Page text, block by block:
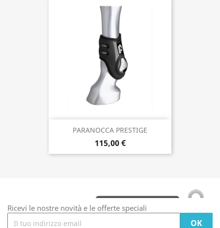
PARANOCCA PRESTIGE
115,00 €
Ricevi le nostre novità e le offerte speciali